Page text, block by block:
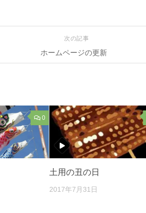
だ
さ
い。
次の記事
ホームページの更新
0
土用の丑の日
2017年7月31日